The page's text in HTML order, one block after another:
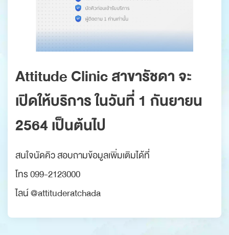
Attitude Clinic สาขารัชดา จะ
เปิดให้บริการ ในวันที่ 1 กันยายน
2564 เป็นต้นไป
สนใจนัดคิว สอบถามข้อมูลเพิ่มเติมได้ที่
โทร 099-2123000
ไลน์ @attituderatchada